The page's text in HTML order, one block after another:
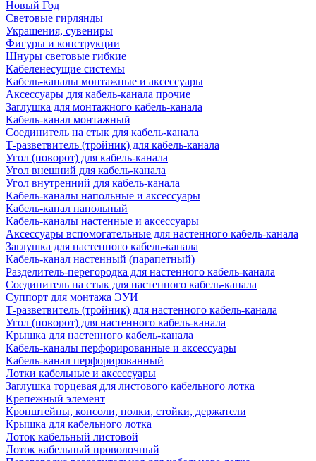
Новый Год
Световые гирлянды
Украшения, сувениры
Фигуры и конструкции
Шнуры световые гибкие
Кабеленесущие системы
Кабель-каналы монтажные и аксессуары
Аксессуары для кабель-канала прочие
Заглушка для монтажного кабель-канала
Кабель-канал монтажный
Соединитель на стык для кабель-канала
Т-разветвитель (тройник) для кабель-канала
Угол (поворот) для кабель-канала
Угол внешний для кабель-канала
Угол внутренний для кабель-канала
Кабель-каналы напольные и аксессуары
Кабель-канал напольный
Кабель-каналы настенные и аксессуары
Аксессуары вспомогательные для настенного кабель-канала
Заглушка для настенного кабель-канала
Кабель-канал настенный (парапетный)
Разделитель-перегородка для настенного кабель-канала
Соединитель на стык для настенного кабель-канала
Суппорт для монтажа ЭУИ
Т-разветвитель (тройник) для настенного кабель-канала
Угол (поворот) для настенного кабель-канала
Крышка для настенного кабель-канала
Кабель-каналы перфорированные и аксессуары
Кабель-канал перфорированный
Лотки кабельные и аксессуары
Заглушка торцевая для листового кабельного лотка
Крепежный элемент
Кронштейны, консоли, полки, стойки, держатели
Крышка для кабельного лотка
Лоток кабельный листовой
Лоток кабельный проволочный